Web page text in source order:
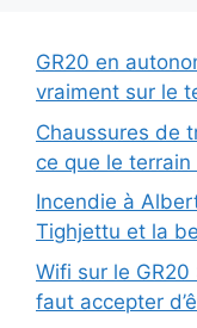
GR20 en
vraiment sur le
Chaussures de
ce que le
Incendie à
Tighjettu et la
Wifi sur le
faut accepter